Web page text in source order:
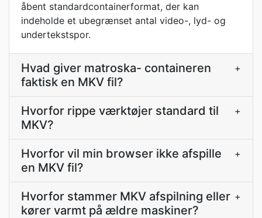
åbent standardcontainerformat, der kan
indeholde et ubegrænset antal video-, lyd- og
undertekstspor.
Hvad giver matroska- containeren
faktisk en MKV fil?
+
Hvorfor rippe værktøjer standard til
MKV?
+
Hvorfor vil min browser ikke afspille
en MKV fil?
+
Hvorfor stammer MKV afspilning eller
kører varmt på ældre maskiner?
+